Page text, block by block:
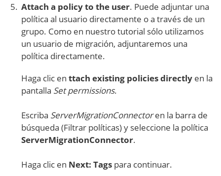
Attach a policy to the user. Puede adjuntar una
política al usuario directamente o a través de un
grupo. Como en nuestro tutorial sólo utilizamos
un usuario de migración, adjuntaremos una
política directamente.
Haga clic en ttach existing policies directly en la
pantalla Set permissions.
Escriba ServerMigrationConnectoren la barra de
búsqueda (Filtrar políticas) y seleccione la política
ServerMigrationConnector.
Haga clic en Next: Tags para continuar.